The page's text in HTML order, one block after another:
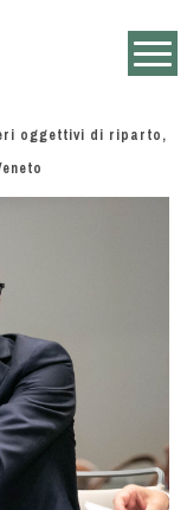
oggettivi di riparto,